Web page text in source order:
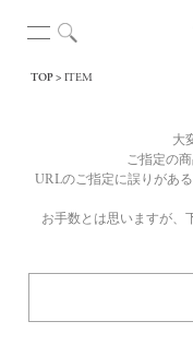
TOP ITEM
大
ご指定の
URLのご指定に誤りがあ
お手数とは思いますが、